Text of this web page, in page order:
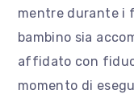
mentre durante i
bambino sia
affidato con
momento di